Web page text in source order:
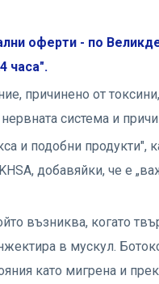
оферти - по
часа".
причинено от
система и
и подобни продукти",
добавяйки, че е
възниква, когато
в мускул.
като мигрена и